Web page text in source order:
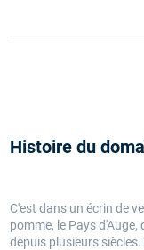
Histoire du
C'est dans un écrin de
pomme, le Pays d'Auge,
depuis plusieurs